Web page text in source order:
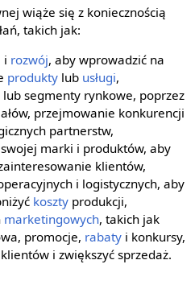
wiąże się z koniecznością
takich jak:
i rozwój, aby wprowadzić na
produkty lub usługi,
segmenty rynkowe, poprzez
przejmowanie konkurencji
partnerstw,
marki i produktów, aby
klientów,
i logistycznych, aby
koszty produkcji,
marketingowych, takich jak
promocje, rabaty i konkursy,
i zwiększyć sprzedaż.